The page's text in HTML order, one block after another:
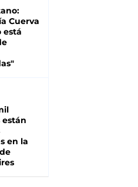
Cuerva
está
están
en la